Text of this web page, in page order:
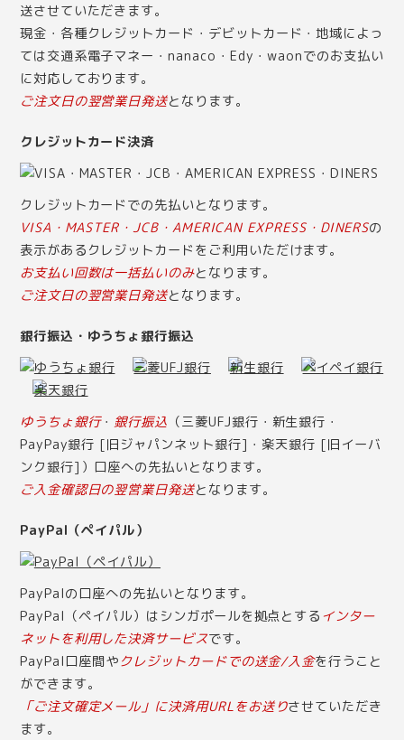
送させていただきます。
現金・各種クレジットカード・デビットカード・地域によっ
ては交通系電子マネー・nanaco・Edy・waonでのお支払い
に対応しております。
ご注文日の翌営業日発送となります。
クレジットカード決済
クレジットカードでの先払いとなります。
VISA・MASTER・JCB・AMERICAN EXPRESS・DINERSの
表示があるクレジットカードをご利用いただけます。
お支払い回数は一括払いのみとなります。
ご注文日の翌営業日発送となります。
銀行振込・ゆうちょ銀行振込
ゆうちょ銀行・銀行振込 （三菱UFJ銀行・新生銀行・
PayPay銀行 [旧ジャパンネット銀行]・楽天銀行 [旧イーバ
ンク銀行]）口座への先払いとなります。
ご入金確認日の翌営業日発送となります。
PayPal（ペイパル）
PayPalの口座への先払いとなります。
PayPal（ペイパル）はシンガポールを拠点とする インター
ネットを利用した決済サービスです。
PayPal口座間やクレジットカードでの送金/入金を行うこと
ができます。
「ご注文確定メール」に決済用URLをお送りさせていただき
ます。